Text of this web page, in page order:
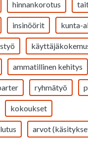
hinnankorotus
insinöörit kunta-
ammatillinen kehitys
ryhmätyö
kokoukset
arvot